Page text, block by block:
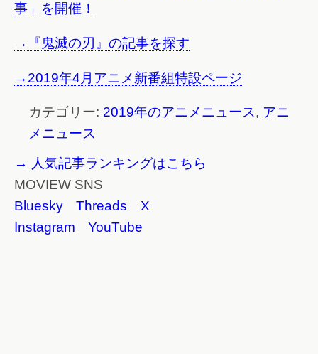
事」を開催！
→『鬼滅の刃』の記事を探す
→2019年4月アニメ新番組特設ページ
カテゴリー: 2019年のアニメニュース, アニ
メニュース
→ 人気記事ランキングはこちら
MOVIEW SNS
Bluesky
Threads
X
Instagram
YouTube